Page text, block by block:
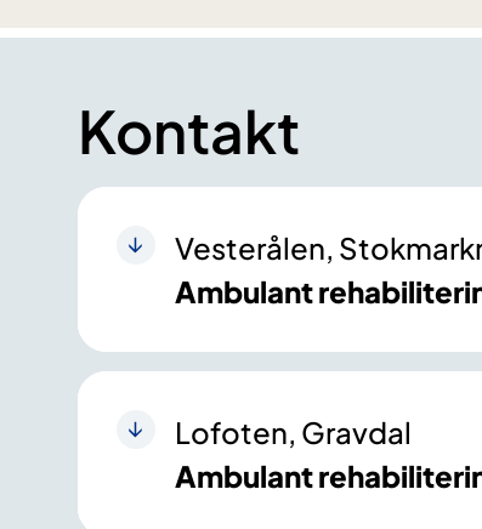
Kontakt
Vesterålen,
Ambulant
Lofoten, Gravdal
Ambulant